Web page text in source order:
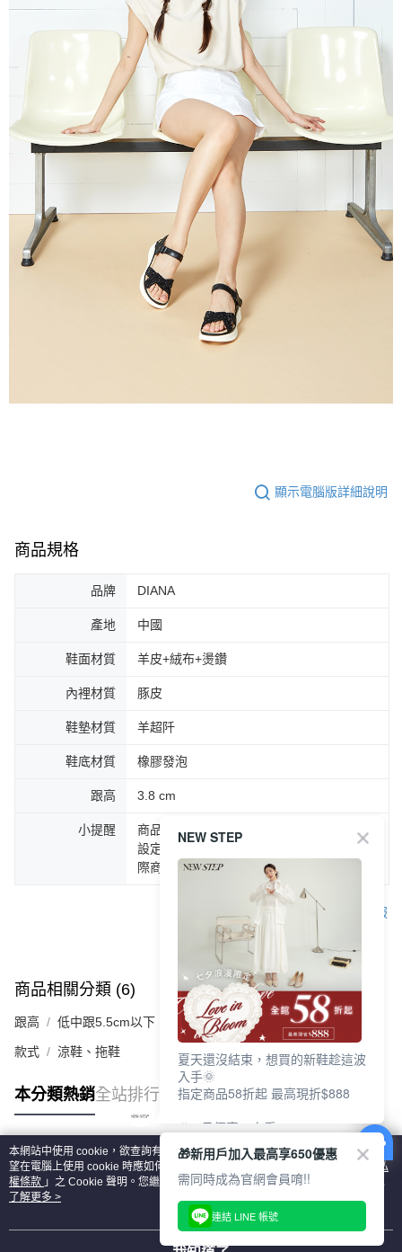
顯示電腦版詳細說明
商品規格
品牌 DIANA
產地 中國
鞋面材質 羊皮+絨布+燙鑽
內裡材質 豚皮
鞋墊材質 羊超阡
鞋底材質 橡膠發泡
跟高 3.8 cm
小提醒
商品圖片顏色會因拍攝燈光環境或個人螢幕
設定不同，而造成部份色差現象，顏色以實
際商品為主。
客服
商品相關分類 (6) 查看全部
跟高 低中跟5.5cm以下
款式 涼鞋、拖鞋
本分類熱銷全站排行
熱門標籤
本網站中使用 cookie，欲查詢有關本網站使用 cookie 方式之詳情，及若您不希
望在電腦上使用 cookie 時應如何變更電腦的 cookie 設定，請參閱本網站「
隱私
權條款 」之 Cookie 聲明。您繼續使用本網站即表示您同意本公司得按本網站使
用條款之 Cookie 聲明使用 cookie。
了解更多 >
NEW STEP
夏天還沒結束，想買的新鞋趁這波
入手🌞
指定商品58折起 最高現折$888
🎉 8月優惠一次看
①LINE購物最高10%回饋
②每周限定品現折200
③指定商品58折起 最高現折$888
上班鞋、休閒鞋、涼鞋一次逛齊
好搭、出遊好走、聚會也漂亮
🎁新用戶加入最高享650優惠
需同時成為官網會員唷!!
連結 LINE 帳號